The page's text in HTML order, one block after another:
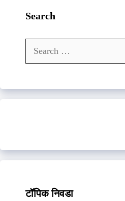
Search
Search
for:
टॉपिक निवडा